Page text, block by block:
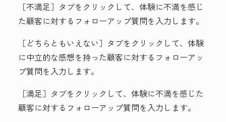
［不満足］ タブをクリックして、体験に不満を感じ
た顧客に対する フォローアップ質問を入力します。
［どちらともいえない］ タブをクリックして、体験
に中立的な感想を持った顧客に対する フォローアッ
プ質問を入力します。
［満足］ タブをクリックして、体験に不満を感じた
顧客に対する フォローアップ質問を入力します。